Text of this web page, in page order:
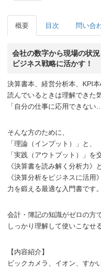
概要 目次 問い合
会社の数字から現場の状況
ビジネス戦略に活かす！
決算書本、経営分析本、KPI本
読んでいるときは理解できた
「自分の仕事に応用できない
そんな方のために、
「理論（インプット）」と、
「実践（アウトプット）」を
《決算書を読み解く分析力》と
《決算分析をビジネスに活用
力を鍛える最適な入門書です。
会計・簿記の知識がゼロの方で
しっかり理解して使いこなせ
【内容紹介】
ビックカメラ、イオン、すか